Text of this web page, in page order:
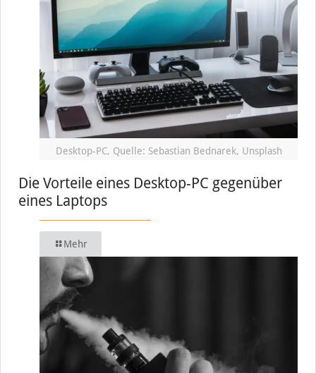
Desktop-PC, Quelle: Sebastian Bednarek, Unsplash
Die Vorteile eines Desktop-PC gegenüber
eines Laptops
Mehr